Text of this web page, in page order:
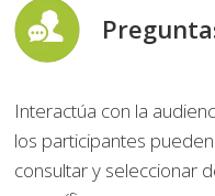
Interactúa con la
los participantes
consultar y seleccionar